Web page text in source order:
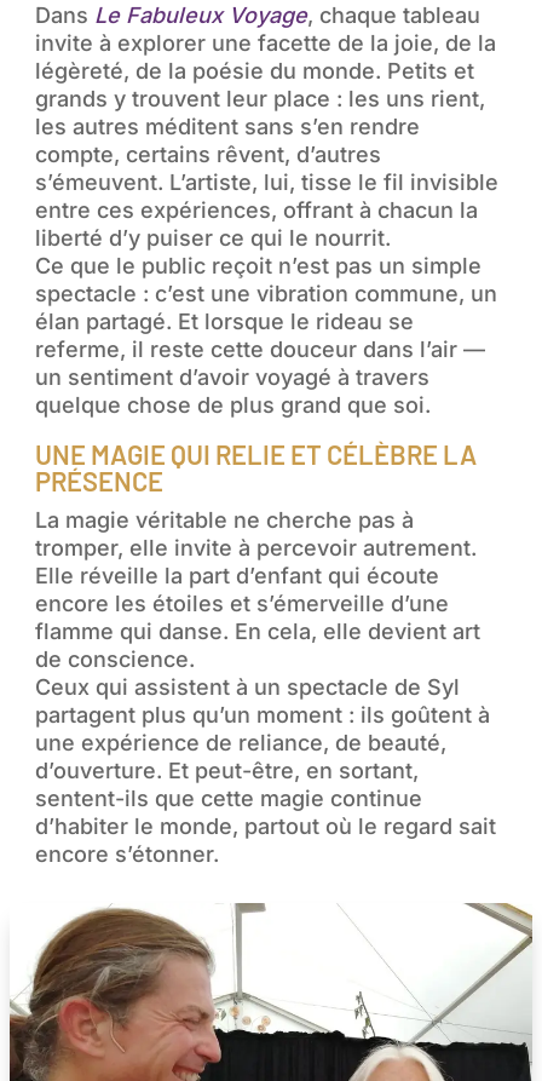
Dans Le Fabuleux Voyage, chaque tableau
invite à explorer une facette de la joie, de la
légèreté, de la poésie du monde. Petits et
grands y trouvent leur place : les uns rient,
les autres méditent sans s’en rendre
compte, certains rêvent, d’autres
s’émeuvent. L’artiste, lui, tisse le fil invisible
entre ces expériences, offrant à chacun la
liberté d’y puiser ce qui le nourrit.
Ce que le public reçoit n’est pas un simple
spectacle : c’est une vibration commune, un
élan partagé. Et lorsque le rideau se
referme, il reste cette douceur dans l’air —
un sentiment d’avoir voyagé à travers
quelque chose de plus grand que soi.
UNE MAGIE QUI RELIE ET CÉLÈBRE LA
PRÉSENCE
La magie véritable ne cherche pas à
tromper, elle invite à percevoir autrement.
Elle réveille la part d’enfant qui écoute
encore les étoiles et s’émerveille d’une
flamme qui danse. En cela, elle devient art
de conscience.
Ceux qui assistent à un spectacle de Syl
partagent plus qu’un moment : ils goûtent à
une expérience de reliance, de beauté,
d’ouverture. Et peut-être, en sortant,
sentent-ils que cette magie continue
d’habiter le monde, partout où le regard sait
encore s’étonner.